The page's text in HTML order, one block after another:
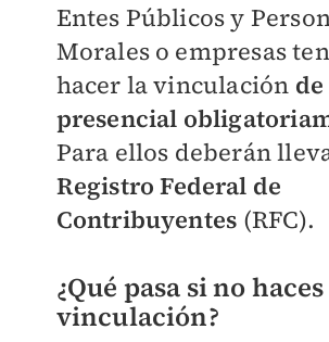
Entes Públicos y
Morales o empresas
hacer la vinculación
presencial
Para ellos deberán
Registro Federal de
Contribuyentes (RFC).
¿Qué pasa si no
vinculación?